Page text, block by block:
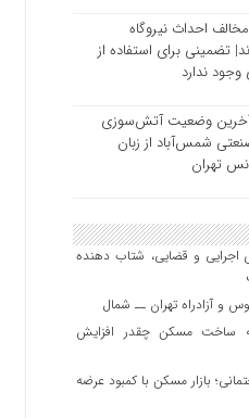
احداث نیروگاه
تضمینی برای استفاده از
ندارد
وضعیت آتش‌سوزی
شمس‌آباد از زبان
تهران
اجرایی و قضایی، شتاب‌ دهنده
و آزادراه تهران ــ شمال
ساخت مسکن چقدر افزایش
بازار مسکن با کمبود عرضه